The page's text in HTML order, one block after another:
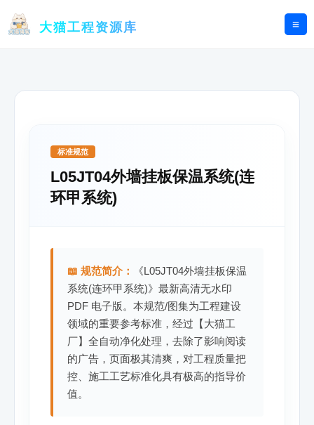
大猫工程资源库
标准规范
L05JT04外墙挂板保温系统(连
环甲系统)
📖 规范简介：
《L05JT04外墙挂板保温
系统(连环甲系统)》最新高清无水印
PDF 电子版。本规范/图集为工程建设
领域的重要参考标准，经过【大猫工
厂】全自动净化处理，去除了影响阅读
的广告，页面极其清爽，对工程质量把
控、施工工艺标准化具有极高的指导价
值。